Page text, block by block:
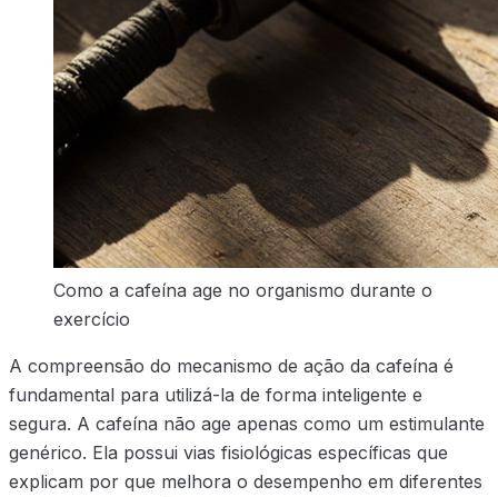
Como a cafeína age no organismo durante o
exercício
A compreensão do mecanismo de ação da cafeína é
fundamental para utilizá-la de forma inteligente e
segura. A cafeína não age apenas como um estimulante
genérico. Ela possui vias fisiológicas específicas que
explicam por que melhora o desempenho em diferentes